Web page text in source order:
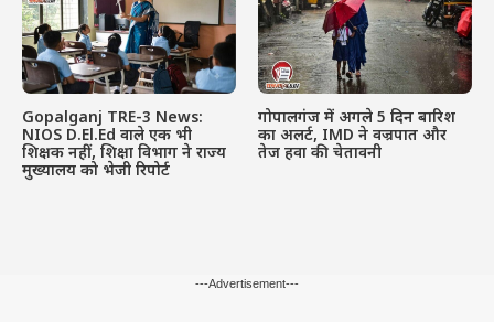
Gopalganj TRE-3 News:
NIOS D.El.Ed वाले एक भी
शिक्षक नहीं, शिक्षा विभाग ने राज्य
मुख्यालय को भेजी रिपोर्ट
गोपालगंज में अगले 5 दिन बारिश
का अलर्ट, IMD ने वज्रपात और
तेज हवा की चेतावनी
---Advertisement---